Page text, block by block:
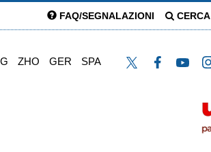
FAQ/SEGNALAZIONI CERCA
ZHO GER SPA